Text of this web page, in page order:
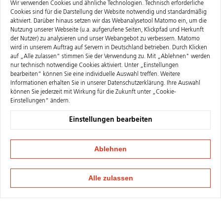
Wir verwenden Cookies und ähnliche Technologien. Technisch erforderliche
Cookies sind für die Darstellung der Website notwendig und standardmäßig
aktiviert. Darüber hinaus setzen wir das Webanalysetool Matomo ein, um die
Nutzung unserer Webseite (u.a. aufgerufene Seiten, Klickpfad und Herkunft
der Nutzer) zu analysieren und unser Webangebot zu verbessern. Matomo
wird in unserem Auftrag auf Servern in Deutschland betrieben. Durch Klicken
auf „Alle zulassen“ stimmen Sie der Verwendung zu. Mit „Ablehnen" werden
nur technisch notwendige Cookies aktiviert. Unter „Einstellungen
bearbeiten“ können Sie eine individuelle Auswahl treffen. Weitere
Informationen erhalten Sie in unserer Datenschutzerklärung. Ihre Auswahl
können Sie jederzeit mit Wirkung für die Zukunft unter „Cookie-
Einstellungen“ ändern.
Einstellungen bearbeiten
Ablehnen
Alle zulassen